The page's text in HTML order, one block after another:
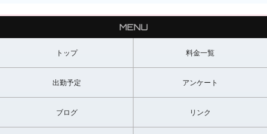
友達みたいにじっくり映画やゲームの話をして、シャワーを浴びる
ところから一気にエロくなるギャップに脳天ぶち抜かれました。
結果とっても感動をしてお店を出ました。
まだ色々と教えてほしいです。
また指名をさせていただきます。(D様)
MENU
トップ 料金一覧
出勤予定 アンケート
ブログ リンク